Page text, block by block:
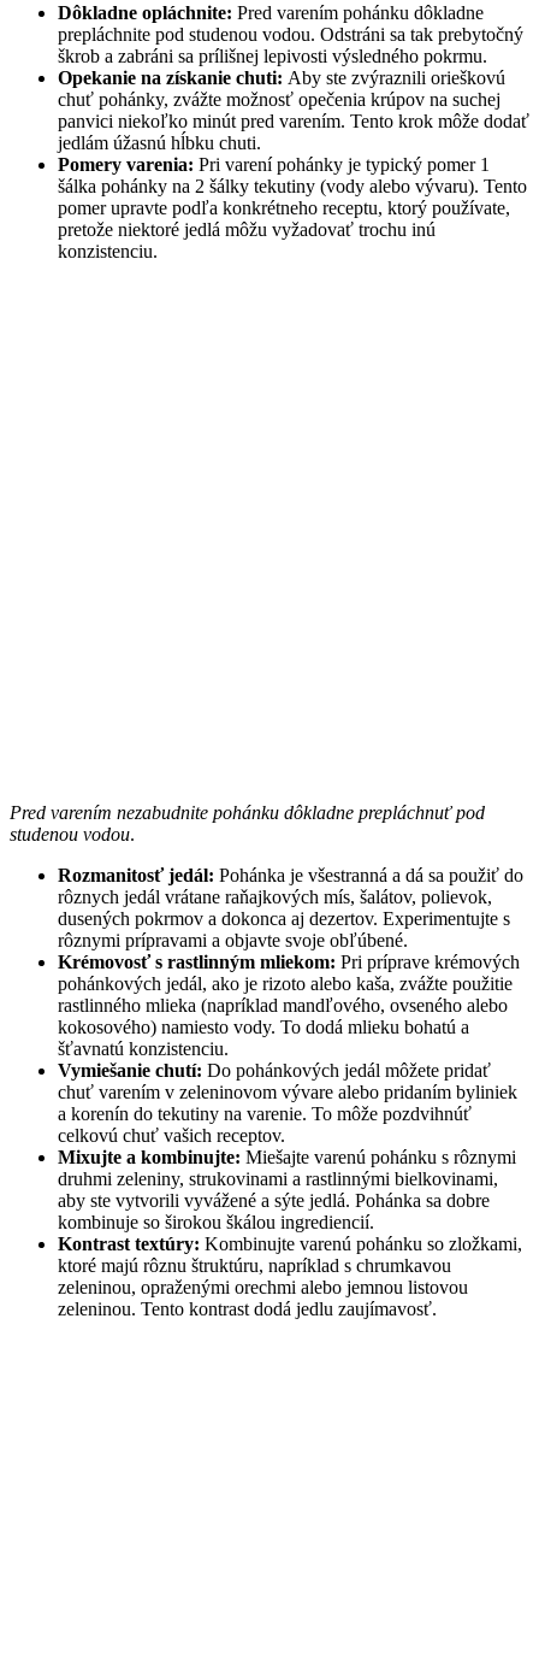
Dôkladne opláchnite: Pred varením pohánku dôkladne
prepláchnite pod studenou vodou. Odstráni sa tak prebytočný
škrob a zabráni sa prílišnej lepivosti výsledného pokrmu.
Opekanie na získanie chuti: Aby ste zvýraznili orieškovú
chuť pohánky, zvážte možnosť opečenia krúpov na suchej
panvici niekoľko minút pred varením. Tento krok môže dodať
jedlám úžasnú hĺbku chuti.
Pomery varenia: Pri varení pohánky je typický pomer 1
šálka pohánky na 2 šálky tekutiny (vody alebo vývaru). Tento
pomer upravte podľa konkrétneho receptu, ktorý používate,
pretože niektoré jedlá môžu vyžadovať trochu inú
konzistenciu.
Pred varením nezabudnite pohánku dôkladne prepláchnuť pod
studenou vodou.
Rozmanitosť jedál: Pohánka je všestranná a dá sa použiť do
rôznych jedál vrátane raňajkových mís, šalátov, polievok,
dusených pokrmov a dokonca aj dezertov. Experimentujte s
rôznymi prípravami a objavte svoje obľúbené.
Krémovosť s rastlinným mliekom: Pri príprave krémových
pohánkových jedál, ako je rizoto alebo kaša, zvážte použitie
rastlinného mlieka (napríklad mandľového, ovseného alebo
kokosového) namiesto vody. To dodá mlieku bohatú a
šťavnatú konzistenciu.
Vymiešanie chutí: Do pohánkových jedál môžete pridať
chuť varením v zeleninovom vývare alebo pridaním byliniek
a korenín do tekutiny na varenie. To môže pozdvihnúť
celkovú chuť vašich receptov.
Mixujte a kombinujte: Miešajte varenú pohánku s rôznymi
druhmi zeleniny, strukovinami a rastlinnými bielkovinami,
aby ste vytvorili vyvážené a sýte jedlá. Pohánka sa dobre
kombinuje so širokou škálou ingrediencií.
Kontrast textúry: Kombinujte varenú pohánku so zložkami,
ktoré majú rôznu štruktúru, napríklad s chrumkavou
zeleninou, opraženými orechmi alebo jemnou listovou
zeleninou. Tento kontrast dodá jedlu zaujímavosť.